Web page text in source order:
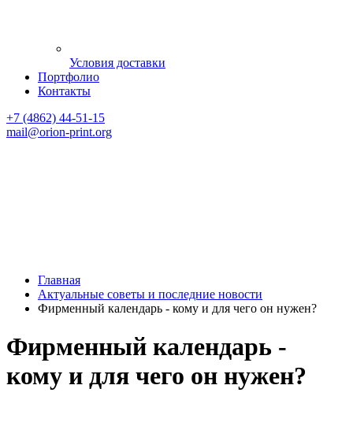
Условия доставки
Портфолио
Контакты
+7 (4862) 44-51-15
mail@orion-print.org
Главная
Актуальные советы и последние новости
Фирменный календарь - кому и для чего он нужен?
Фирменный календарь -
кому и для чего он нужен?